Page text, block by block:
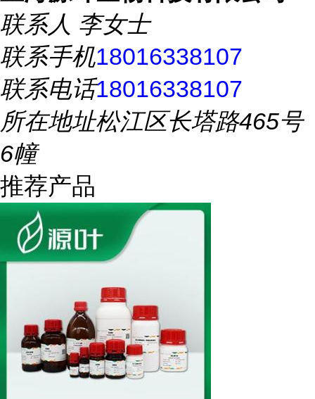
联系人 李女士
联系手机18016338107
联系电话18016338107
所在地址松江区长塔路465号
6幢
推荐产品